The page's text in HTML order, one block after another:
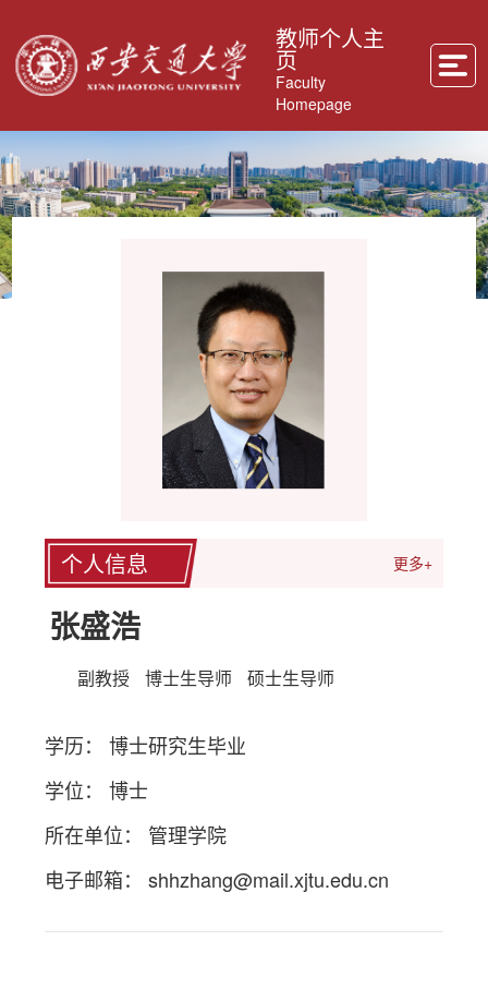
教师个人主
页
Faculty
Homepage
个人信息 更多+
张盛浩
副教授 博士生导师 硕士生导师
学历： 博士研究生毕业
学位： 博士
所在单位： 管理学院
电子邮箱：shhzhang@mail.xjtu.edu.cn